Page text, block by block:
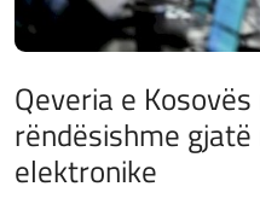
Shqip
Qeveria e
rëndësishme
elektronike